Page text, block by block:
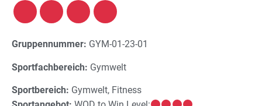
Gruppennummer: GYM-01-23-01
Sportfachbereich: Gymwelt
Sportbereich: Gymwelt, Fitness